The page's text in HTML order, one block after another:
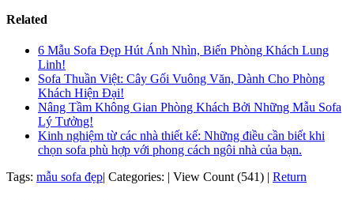
Related
6 Mẫu Sofa Đẹp Hút Ánh Nhìn, Biến Phòng Khách Lung
Linh!
Sofa Thuần Việt: Cây Gối Vuông Văn, Dành Cho Phòng
Khách Hiện Đại!
Nâng Tầm Không Gian Phòng Khách Bởi Những Mẫu Sofa
Lý Tưởng!
Kinh nghiệm từ các nhà thiết kế: Những điều cần biết khi
chọn sofa phù hợp với phong cách ngôi nhà của bạn.
Tags: mẫu sofa đẹp| Categories: | View Count (541) | Return